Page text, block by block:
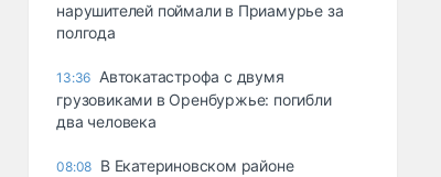
нарушителей поймали в Приамурье за
полгода
13:36 Автокатастрофа с двумя
грузовиками в Оренбуржье: погибли
два человека
08:08 В Екатериновском районе